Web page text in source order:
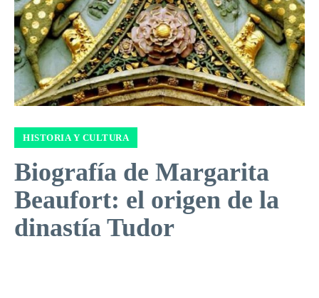
HISTORIA Y CULTURA
Biografía de Margarita
Beaufort: el origen de la
dinastía Tudor